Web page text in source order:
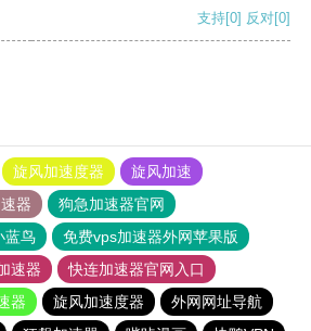
支持[0] 反对[0]
旋风加速度器
旋风加速
器
狗急加速器官网
蓝鸟
免费vps加速器外网苹果版
速器
快连加速器官网入口
器 旋风加速度器
外网网址导航